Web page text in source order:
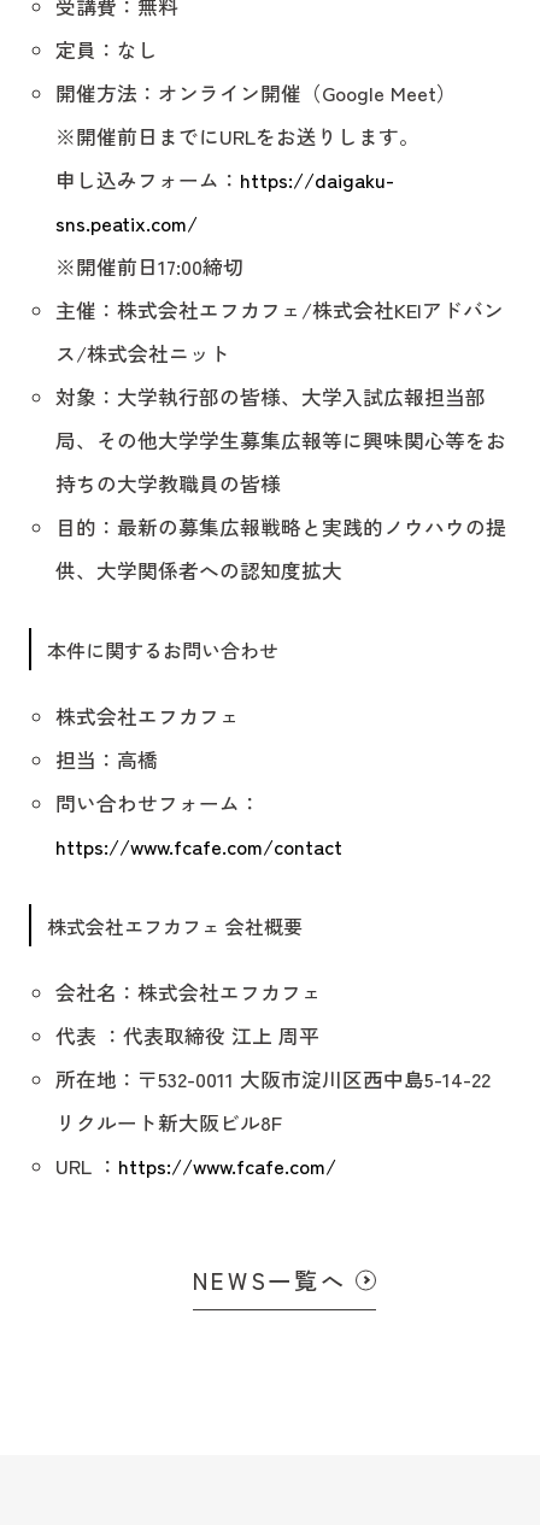
受講費：無料
定員：なし
開催方法：オンライン開催（Google Meet）
※開催前日までにURLをお送りします。
申し込みフォーム： https://daigaku-
sns.peatix.com/
※開催前日17:00締切
主催：株式会社エフカフェ/株式会社KEIアドバン
ス/株式会社ニット
対象：大学執行部の皆様、大学入試広報担当部
局、その他大学学生募集広報等に興味関心等をお
持ちの大学教職員の皆様
目的：最新の募集広報戦略と実践的ノウハウの提
供、大学関係者への認知度拡大
本件に関するお問い合わせ
株式会社エフカフェ
担当：高橋
問い合わせフォーム：
https://www.fcafe.com/contact
株式会社エフカフェ 会社概要
会社名：株式会社エフカフェ
代表 ：代表取締役 江上 周平
所在地：〒532-0011 大阪市淀川区西中島5-14-22
リクルート新大阪ビル8F
URL ： https://www.fcafe.com/
NEWS一覧へ